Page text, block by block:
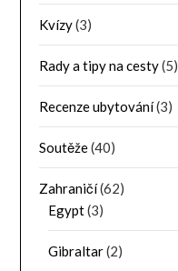
Kvízy(3)
Rady a tipy na cesty(5)
Recenze ubytování(3)
Soutěže(40)
Zahraničí(62)
Egypt(3)
Gibraltar(2)